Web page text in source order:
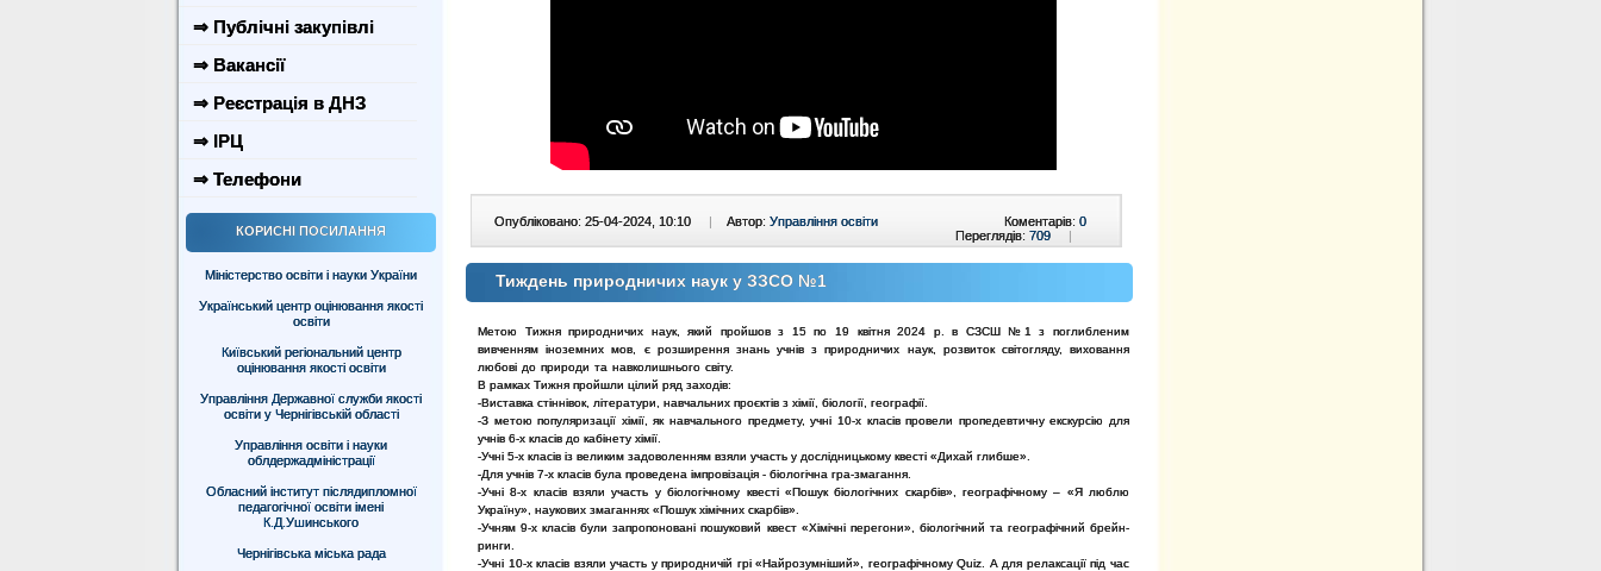
⇒ Публічні закупівлі
⇒ Вакансії
⇒ Реєстрація в ДНЗ
⇒ ІРЦ
⇒ Телефони
КОРИСНІ ПОСИЛАННЯ
Міністерство освіти і науки України
Український центр оцінювання якості
освіти
Київський регіональний центр
оцінювання якості освіти
Управління Державної служби якості
освіти у Чернігівській області
Управління освіти і науки
облдержадміністрації
Обласний інститут післядипломної
педагогічної освіти імені
К.Д.Ушинського
Чернігівська міська рада
Опубліковано: 25-04-2024, 10:10 | Автор: Управління освіти Коментарів: 0
Переглядів: 709 |
Тиждень природничих наук у ЗЗСО №1
Метою Тижня природничих наук, який пройшов з 15 по 19 квітня 2024 р. в СЗСШ №1 з поглибленим
вивченням іноземних мов, є розширення знань учнів з природничих наук, розвиток світогляду, виховання
любові до природи та навколишнього світу.
В рамках Тижня пройшли цілий ряд заходів:
-Виставка стіннівок, літератури, навчальних проєктів з хімії, біології, географії.
-З метою популяризації хімії, як навчального предмету, учні 10-х класів провели пропедевтичну екскурсію для
учнів 6-х класів до кабінету хімії.
-Учні 5-х класів із великим задоволенням взяли участь у дослідницькому квесті «Дихай глибше».
-Для учнів 7-х класів була проведена імпровізація - біологічна гра-змагання.
-Учні 8-х класів взяли участь у біологічному квесті «Пошук біологічних скарбів», географічному – «Я люблю
Україну», наукових змаганнях «Пошук хімічних скарбів».
-Учням 9-х класів були запропоновані пошуковий квест «Хімічні перегони», біологічний та географічний брейн-
ринги.
-Учні 10-х класів взяли участь у природничій грі «Найрозумніший», географічному Quiz. А для релаксації під час